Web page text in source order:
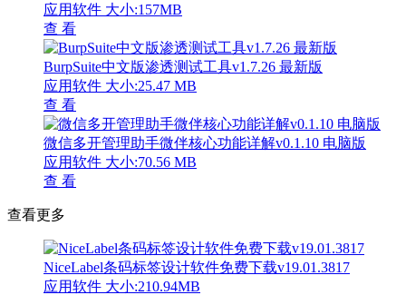
应用软件 大小:157MB
查 看
BurpSuite中文版渗透测试工具v1.7.26 最新版
应用软件 大小:25.47 MB
查 看
微信多开管理助手微伴核心功能详解v0.1.10 电脑版
应用软件 大小:70.56 MB
查 看
查看更多
NiceLabel条码标签设计软件免费下载v19.01.3817
应用软件 大小:210.94MB